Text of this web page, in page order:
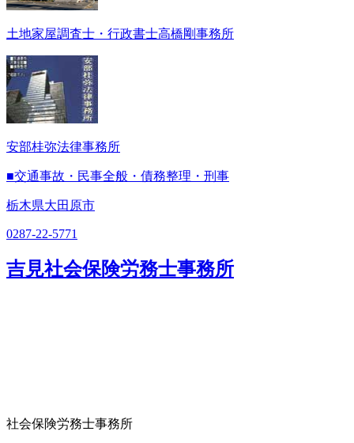
土地家屋調査士・行政書士高橋剛事務所
安部桂弥法律事務所
■交通事故・民事全般・債務整理・刑事
栃木県大田原市
0287-22-5771
吉見社会保険労務士事務所
社会保険労務士事務所